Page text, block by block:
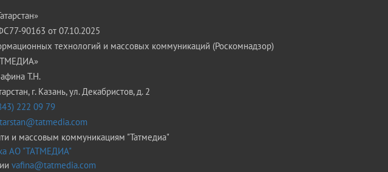
90163 от 07.10.2025
технологий и массовых коммуникаций (Роскомнадзор)
Т.Н.
г. Казань, ул. Декабристов, д. 2
222 09 79
и массовым коммуникациям "Татмедиа"
АО "ТАТМЕДИА"
vafina@tatmedia.com